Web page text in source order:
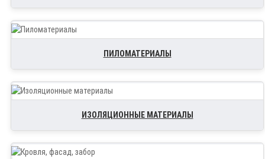
ПИЛОМАТЕРИАЛЫ
ИЗОЛЯЦИОННЫЕ МАТЕРИАЛЫ